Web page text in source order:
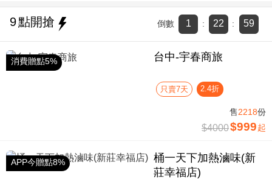
9點開搶 倒數 1 : 22 : 59
消費贈點5% 台中-宇春商旅
只賣7天 2.4折
售2218份
$4000$999 起
APP今贈點8%
桶一天下加熱滷味(新
莊幸福店)